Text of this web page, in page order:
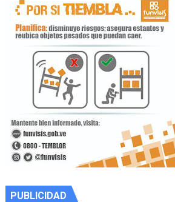
PUBLICIDAD